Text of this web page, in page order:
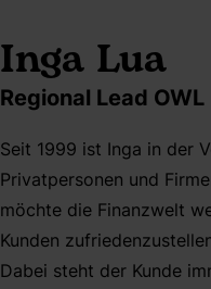
Inga Lua
Regional Lead OWL
Seit 1999 ist Inga in der
Privatpersonen und
möchte die Finanzwelt
Kunden
Dabei steht der Kunde